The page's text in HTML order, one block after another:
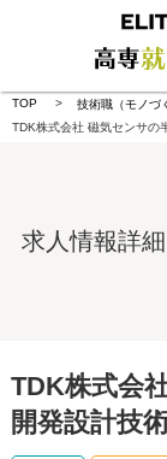
TOP 技術職（モノづ
TDK株式会社 磁気センサの
求人情報詳細
TDK株式会
開発設計技